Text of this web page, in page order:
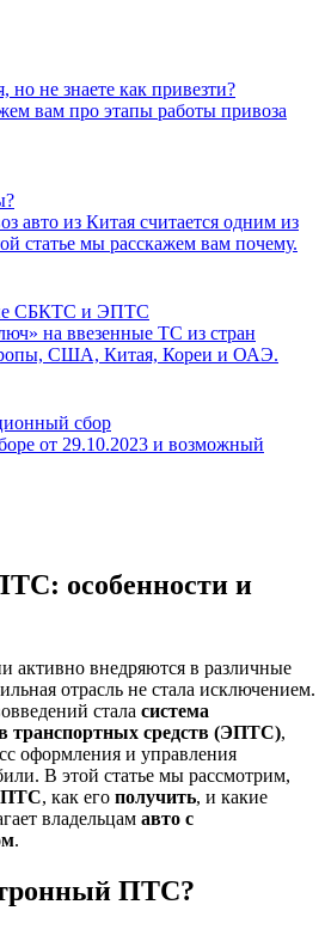
не знаете как привезти?
вам про этапы работы привоза
авто из Китая считается одним из
статье мы расскажем вам почему.
СБКТС и ЭПТС
на ввезенные ТС из стран
США, Китая, Кореи и ОАЭ.
сбор
от 29.10.2023 и возможный
особенности и
активно внедряются в различные
отрасль не стала исключением.
стала система
транспортных средств (ЭПТС),
оформления и управления
В этой статье мы рассмотрим,
ПТС, как его получить, и какие
владельцам авто с
.
ПТС?